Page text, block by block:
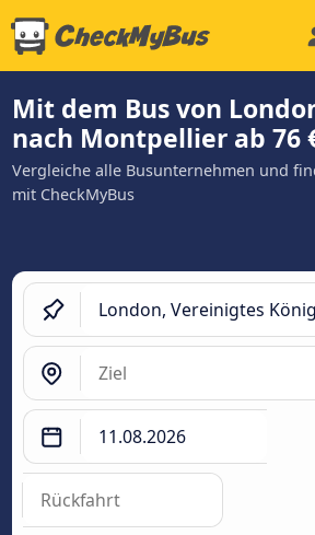
Mit dem Bus von
nach Montpellier ab 76
Vergleiche alle Busunternehmen und
mit CheckMyBus